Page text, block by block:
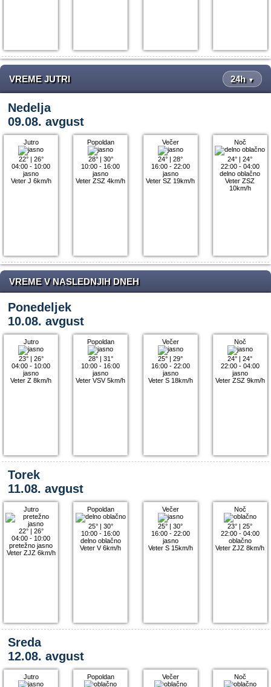
VREME JUTRI 24h ▼
Nedelja
09.08. avgust
Jutro
22°| 26°
04:00 - 10:00
jasno
Veter J 6km/h
Popoldan
28°| 30°
10:00 - 16:00
jasno
Veter ZSZ 4km/h
Večer
24° |28°
16:00 - 22:00
jasno
Veter SZ 19km/h
Noč
24° |24°
22:00 - 04:00
delno oblačno
Veter ZSZ
10km/h
VREME V NASLEDNJIH DNEH
Ponedeljek
10.08. avgust
Jutro
23°| 26°
04:00 - 10:00
jasno
Veter Z 8km/h
Popoldan
28°| 31°
10:00 - 16:00
jasno
Veter VSV 5km/h
Večer
25° |29°
16:00 - 22:00
jasno
Veter S 18km/h
Noč
24° |24°
22:00 - 04:00
jasno
Veter ZSZ 9km/h
Torek
11.08. avgust
Jutro
22°| 26°
04:00 - 10:00
pretežno jasno
Veter ZJZ 6km/h
Popoldan
25°| 30°
10:00 - 16:00
delno oblačno
Veter V 6km/h
Večer
25° |30°
16:00 - 22:00
jasno
Veter S 15km/h
Noč
23° |25°
22:00 - 04:00
oblačno
Veter ZJZ 8km/h
Sreda
12.08. avgust
Jutro Popoldan Večer Noč